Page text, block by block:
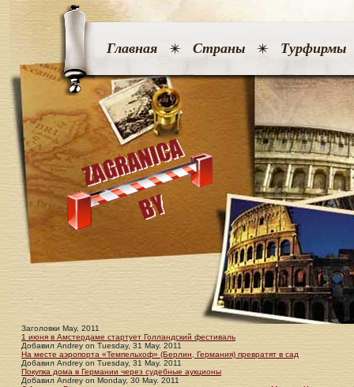
Главная Страны Турфирмы
Заголовки May, 2011
1 июня в Амстердаме стартует Голландский фестиваль
Добавил Andrey on Tuesday, 31 May. 2011
На месте аэропорта «Темпельхоф» (Берлин, Германия) превратят в сад
Добавил Andrey on Tuesday, 31 May. 2011
Покупка дома в Германии через судебные аукционы
Добавил Andrey on Monday, 30 May. 2011